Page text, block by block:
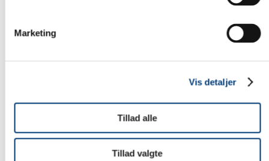
Marketing
Vis detaljer
Tillad alle
Tillad valgte
for, at fællesskabet kan trives på de lune sommeraftner.